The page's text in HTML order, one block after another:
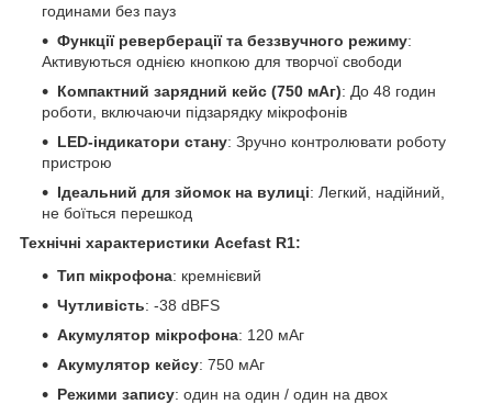
годинами без пауз
Функції реверберації та беззвучного режиму:
Активуються однією кнопкою для творчої свободи
Компактний зарядний кейс (750 мАг): До 48 годин
роботи, включаючи підзарядку мікрофонів
LED-індикатори стану: Зручно контролювати роботу
пристрою
Ідеальний для зйомок на вулиці: Легкий, надійний,
не боїться перешкод
Технічні характеристики Acefast R1:
Тип мікрофона: кремнієвий
Чутливість: -38 dBFS
Акумулятор мікрофона: 120 мАг
Акумулятор кейсу: 750 мАг
Режими запису: один на один / один на двох